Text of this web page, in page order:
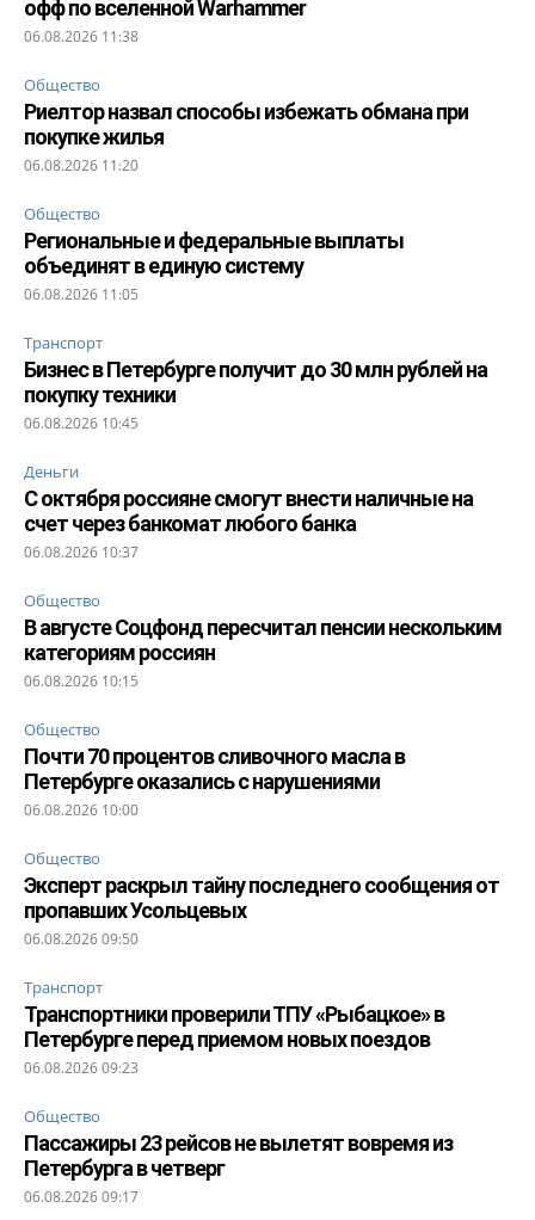
офф по вселенной Warhammer
06.08.2026 11:38
Общество
Риелтор назвал способы избежать обмана при
покупке жилья
06.08.2026 11:20
Общество
Региональные и федеральные выплаты
объединят в единую систему
06.08.2026 11:05
Транспорт
Бизнес в Петербурге получит до 30 млн рублей на
покупку техники
06.08.2026 10:45
Деньги
С октября россияне смогут внести наличные на
счет через банкомат любого банка
06.08.2026 10:37
Общество
В августе Соцфонд пересчитал пенсии нескольким
категориям россиян
06.08.2026 10:15
Общество
Почти 70 процентов сливочного масла в
Петербурге оказались с нарушениями
06.08.2026 10:00
Общество
Эксперт раскрыл тайну последнего сообщения от
пропавших Усольцевых
06.08.2026 09:50
Транспорт
Транспортники проверили ТПУ «Рыбацкое» в
Петербурге перед приемом новых поездов
06.08.2026 09:23
Общество
Пассажиры 23 рейсов не вылетят вовремя из
Петербурга в четверг
06.08.2026 09:17